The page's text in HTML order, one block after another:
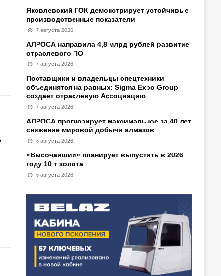
Яковлевский ГОК демонстрирует устойчивые
производственные показатели
7 августа 2026
АЛРОСА направила 4,8 млрд рублей развитие
отраслевого ПО
7 августа 2026
Поставщики и владельцы спецтехники
объединятся на равных: Sigma Expo Group
создает отраслевую Ассоциацию
7 августа 2026
АЛРОСА прогнозирует максимальное за 40 лет
снижение мировой добычи алмазов
6 августа 2026
«Высочайший» планирует выпустить в 2026
году 10 т золота
6 августа 2026